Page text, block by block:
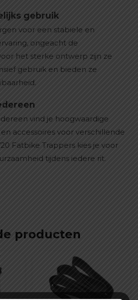
gebruik
voor een stabiele en
ongeacht de
het sterke ontwerp zijn ze
gebruik en bieden ze
vind je hoogwaardige
accessoires voor verschillende
Fatbike Trappers kies je voor
tijdens iedere rit.
producten